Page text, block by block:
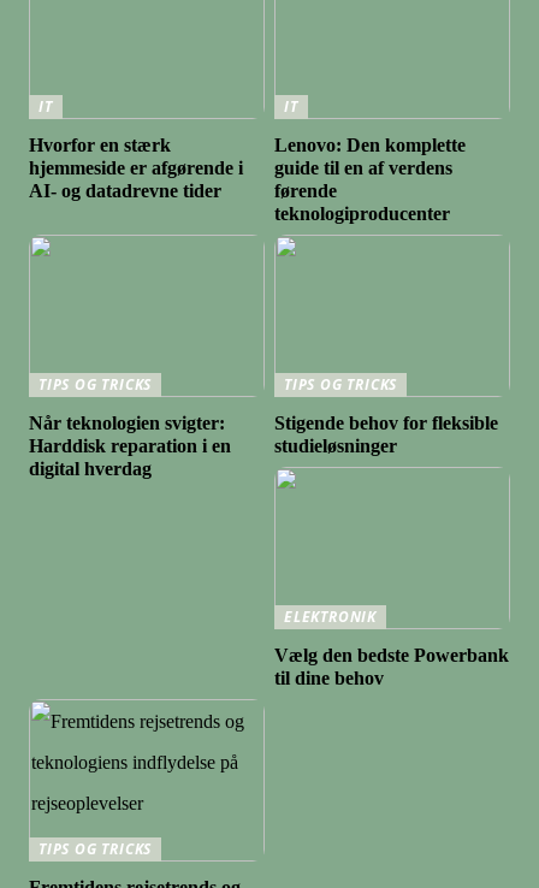
IT
Hvorfor en stærk
hjemmeside er afgørende i
AI- og datadrevne tider
IT
Lenovo: Den komplette
guide til en af verdens
førende
teknologiproducenter
TIPS OG TRICKS
Når teknologien svigter:
Harddisk reparation i en
digital hverdag
TIPS OG TRICKS
Stigende behov for fleksible
studieløsninger
ELEKTRONIK
Vælg den bedste Powerbank
til dine behov
TIPS OG TRICKS